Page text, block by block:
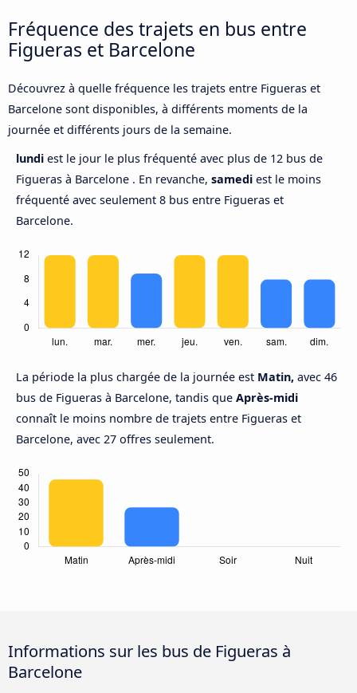
Fréquence des trajets en bus entre
Figueras et Barcelone
Découvrez à quelle fréquence les trajets entre Figueras et
Barcelone sont disponibles, à différents moments de la
journée et différents jours de la semaine.
lundi est le jour le plus fréquenté avec plus de 12 bus de
Figueras à Barcelone . En revanche, samedi est le moins
fréquenté avec seulement 8 bus entre Figueras et
Barcelone.
La période la plus chargée de la journée est Matin, avec 46
bus de Figueras à Barcelone, tandis que Après-midi
connaît le moins nombre de trajets entre Figueras et
Barcelone, avec 27 offres seulement.
Informations sur les bus de Figueras à
Barcelone